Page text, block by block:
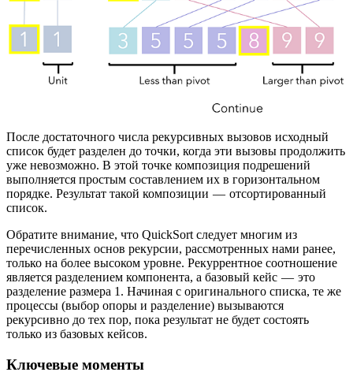
После достаточного числа рекурсивных вызовов исходный
список будет разделен до точки, когда эти вызовы продолжить
уже невозможно. В этой точке композиция подрешений
выполняется простым составлением их в горизонтальном
порядке. Результат такой композиции — отсортированный
список.
Обратите внимание, что QuickSort следует многим из
перечисленных основ рекурсии, рассмотренных нами ранее,
только на более высоком уровне. Рекуррентное соотношение
является разделением компонента, а базовый кейс — это
разделение размера 1. Начиная с оригинального списка, те же
процессы (выбор опоры и разделение) вызываются
рекурсивно до тех пор, пока результат не будет состоять
только из базовых кейсов.
Ключевые моменты